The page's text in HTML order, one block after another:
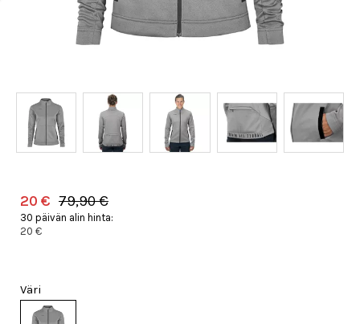
20 € 79,90 €
30 päivän alin hinta:
20 €
Väri